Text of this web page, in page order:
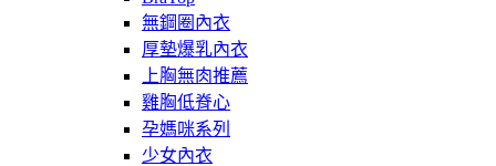
無鋼圈內衣
厚墊爆乳內衣
上胸無肉推薦
雞胸低脊心
孕媽咪系列
少女內衣